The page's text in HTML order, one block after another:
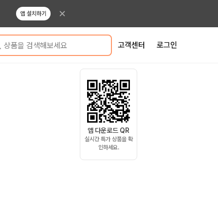
앱 설치하기
상품을 검색해보세요 고객센터 로그인
앱 다운로드 QR
실시간 특가 상품을 확
인하세요.